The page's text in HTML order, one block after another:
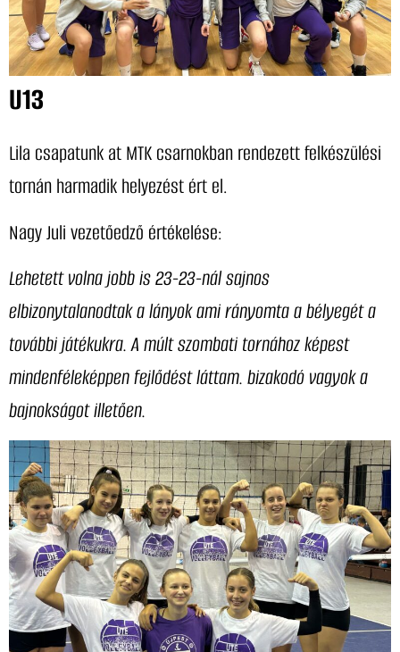
U13
Lila csapatunk at MTK csarnokban rendezett felkészülési
tornán harmadik helyezést ért el.
Nagy Juli vezetőedző értékelése:
Lehetett volna jobb is 23-23-nál sajnos
elbizonytalanodtak a lányok ami rányomta a bélyegét a
további játékukra. A múlt szombati tornához képest
mindenféleképpen fejlődést láttam. bizakodó vagyok a
bajnokságot illetően.